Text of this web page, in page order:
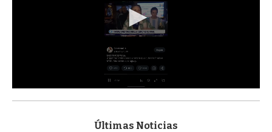
s
Últimas Noticias